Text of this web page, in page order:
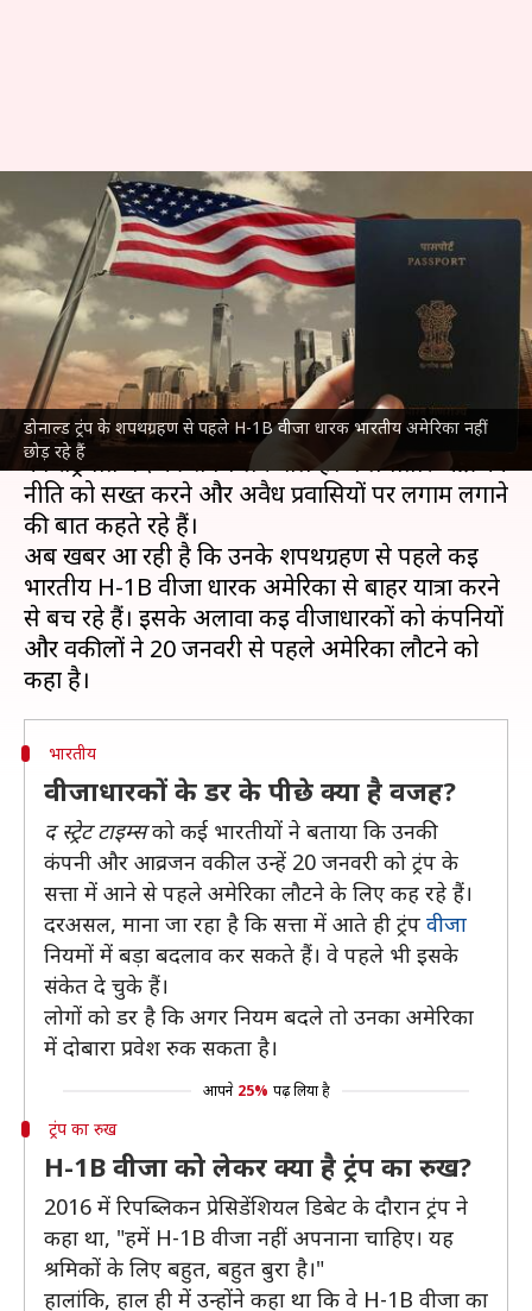
डोनाल्ड ट्रंप के शपथग्रहण से पहले H-1B वीजा धारक भारतीय अमेरिका नहीं
छोड़ रहे हैं
डोनाल्ड ट्रंप के शपथग्रहण से पहले
अमेरिका छोड़ने से क्यों डर रहे H-1B
वीजा वाले भारतीय?
लेखन आबिद खान Jan 12, 2025 08:37 pm
क्या है खबर?
अमेरिकाके नवनिर्वाचित राष्ट्रपतिडोनाल्ड ट्रंप20 जनवरी
को राष्ट्रपति पद की शपथ लेने वाले हैं। वे लगातार आव्रजन
नीति को सख्त करने और अवैध प्रवासियों पर लगाम लगाने
की बात कहते रहे हैं।
अब खबर आ रही है कि उनके शपथग्रहण से पहले कई
भारतीय H-1B वीजा धारक अमेरिका से बाहर यात्रा करने
से बच रहे हैं। इसके अलावा कई वीजाधारकों को कंपनियों
और वकीलों ने 20 जनवरी से पहले अमेरिका लौटने को
भारतीय
वीजाधारकों के डर के पीछे क्या है वजह?
द स्ट्रेट टाइम्सको कई भारतीयों ने बताया कि उनकी
कंपनी और आव्रजन वकील उन्हें 20 जनवरी को ट्रंप के
सत्ता में आने से पहले अमेरिका लौटने के लिए कह रहे हैं।
दरअसल, माना जा रहा है कि सत्ता में आते ही ट्रंप वीजा
नियमों में बड़ा बदलाव कर सकते हैं। वे पहले भी इसके
संकेत दे चुके हैं।
लोगों को डर है कि अगर नियम बदले तो उनका अमेरिका
में दोबारा प्रवेश रुक सकता है।
आपने 25% पढ़ लिया है
ट्रंप का रुख
H-1B वीजा को लेकर क्या है ट्रंप का रुख?
2016 में रिपब्लिकन प्रेसिडेंशियल डिबेट के दौरान ट्रंप ने
कहा था, "हमें H-1B वीजा नहीं अपनाना चाहिए। यह
श्रमिकों के लिए बहुत, बहुत बुरा है।"
हालांकि, हाल ही में उन्होंने कहा था कि वे H-1B वीजा का